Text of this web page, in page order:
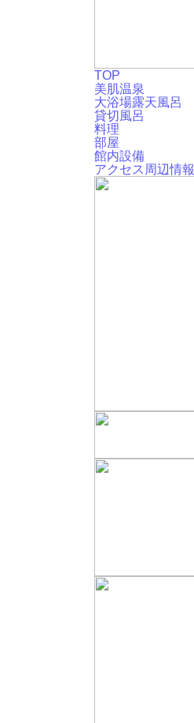
TOP
美肌温泉
大浴場露天風呂
貸切風呂
料理
部屋
館内設備
アクセス周辺情報